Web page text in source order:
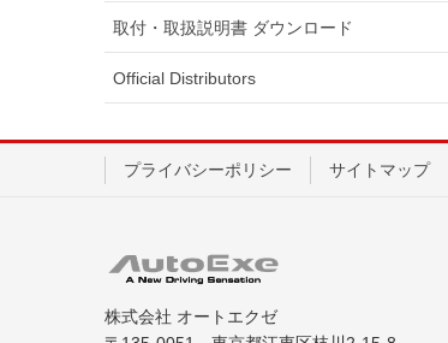
取付・取扱説明書 ダウンロード
Official Distributors
プライバシーポリシー サイトマップ
株式会社 オートエクゼ